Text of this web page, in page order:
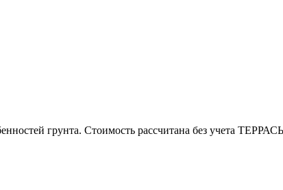
грунта. Стоимость рассчитана без учета